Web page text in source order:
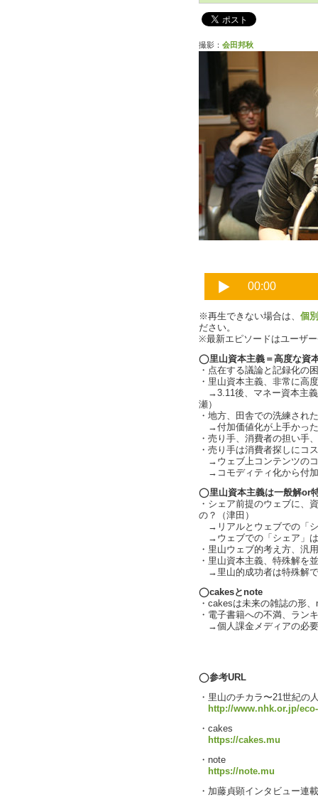
撮影： 会田邦秋
※再生できない場合は、 個
ださい。
※最新エピソードはユーザ
◯里山資本主義＝高度な資
・点在する議論と記録化の
・里山資本主義、非常に高
→3.11後、マネー資本主義
瀬）
・地方、田舎での洗練され
→付加価値化が上手かっ
・売り手、消費者の担い手
・売り手は消費者探しにコ
→ウェブ上コンテンツの
→コモディティ化から付
◯里山資本主義は一般解or
・シェア前提のウェブに、
の？（津田）
→リアルとウェブでの「
→ウェブでの「シェア」
・里山ウェブ的考え方、汎
・里山資本主義、特殊解を
→里山的成功者は特殊解で
◯cakesとnote
・cakesは未来の雑誌の形
・電子書籍への不満、ラン
→個人課金メディアの必
◯参考URL
・里山のチカラ〜21世紀の
http://www.nhk.or.jp/
・cakes
https://cakes.mu
・note
https://note.mu
・加藤貞顕インタビュー連